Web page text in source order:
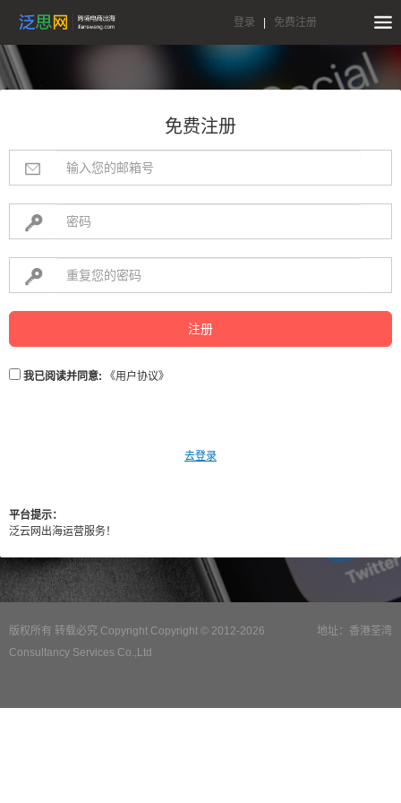
登录 免费注册
免费注册
注册
我已阅读并同意: 《用户协议》
去登录
平台提示：
泛云网出海运营服务！
地址：香港荃湾
版权所有 转载必究 Copyright Copyright © 2012-2026
Consultancy Services Co.,Ltd